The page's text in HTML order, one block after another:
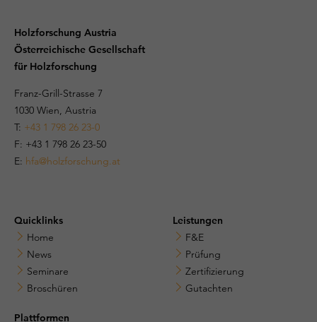
Holzforschung Austria
Österreichische Gesellschaft
für Holzforschung
Franz-Grill-Strasse 7
1030 Wien, Austria
T: +43 1 798 26 23-0
​​F: +43 1 798 26 23-50
E: hfa@holzforschung.at
Quicklinks
Home
News
Seminare
Broschüren
Leistungen
F&E
Prüfung
Zertifizierung
Gutachten
Plattformen